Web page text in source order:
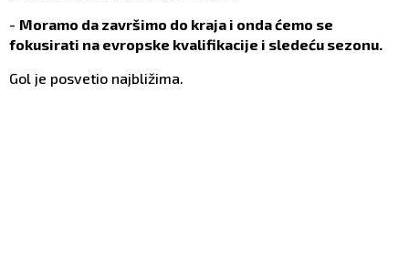
- Moramo da završimo do kraja i onda ćemo se
fokusirati na evropske kvalifikacije i sledeću sezonu.
Gol je posvetio najbližima.